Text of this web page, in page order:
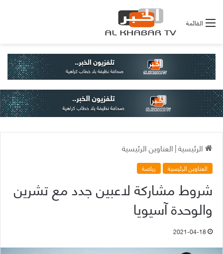
القائمة
الرئيسية|العناوين الرئيسية
العناوين الرئيسية رياضة
شروط مشاركة لاعبين جدد مع تشرين
والوحدة آسيويا
2021-04-18